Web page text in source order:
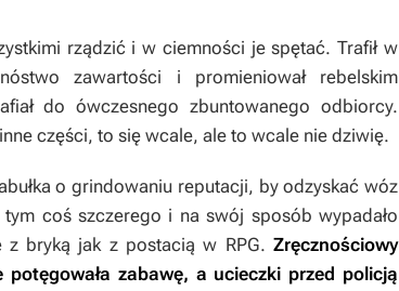
rządzić i w ciemności je spętać. Trafił w
zawartości i promieniował rebelskim
do ówczesnego zbuntowanego odbiorcy.
części, to się wcale, ale to wcale nie dziwię.
o grindowaniu reputacji, by odzyskać wóz
coś szczerego i na swój sposób wypadało
z bryką jak z postacią w RPG. Zręcznościowy
zabawę, a ucieczki przed policją